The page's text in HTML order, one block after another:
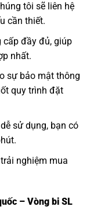
tôi sẽ liên hệ
cần thiết.
cấp đầy đủ, giúp
nhất.
sự bảo mật thông
quy trình đặt
sử dụng, bạn có
nghiệm mua
– Vòng bi SL